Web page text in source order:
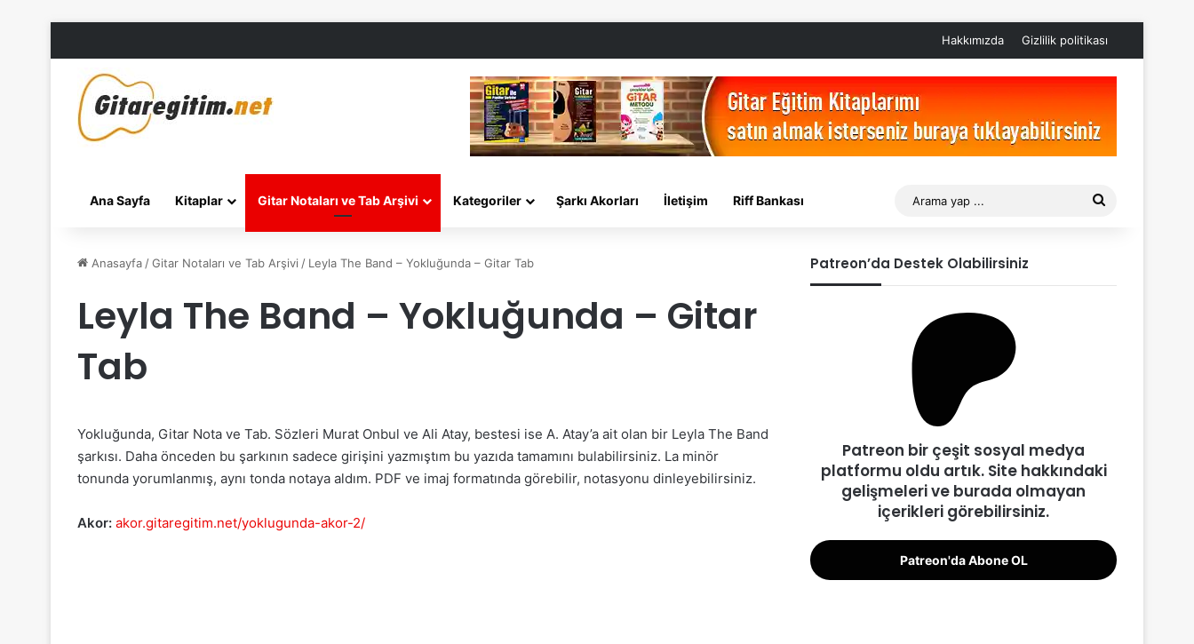
Hakkımızda Gizlilik politikası
Ana Sayfa Kitaplar Gitar Notaları ve Tab Arşivi Kategoriler Şarkı Akorları İletişim Riff Bankası
Arama
Anasayfa /Gitar Notaları ve Tab Arşivi / Leyla The Band – Yokluğunda – Gitar Tab
Leyla The Band – Yokluğunda – Gitar
Tab
Yokluğunda, Gitar Nota ve Tab. Sözleri Murat Onbul ve Ali Atay, bestesi ise A. Atay’a ait olan bir Leyla The Band
şarkısı. Daha önceden bu şarkının sadece girişini yazmıştım bu yazıda tamamını bulabilirsiniz. La minör
tonunda yorumlanmış, aynı tonda notaya aldım. PDF ve imaj formatında görebilir, notasyonu dinleyebilirsiniz.
Akor: akor.gitaregitim.net/yoklugunda-akor-2/
Patreon’da Destek Olabilirsiniz
Patreon bir çeşit sosyal medya
platformu oldu artık. Site hakkındaki
gelişmeleri ve burada olmayan
içerikleri görebilirsiniz.
Patreon'da Abone OL